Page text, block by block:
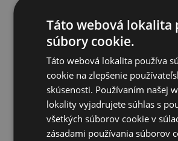
Táto webová lokalita
súbory cookie.
Táto webová lokalita používa
cookie na zlepšenie
skúsenosti. Používaním našej
lokality vyjadrujete súhlas s
všetkých súborov cookie v
zásadami používania súborov